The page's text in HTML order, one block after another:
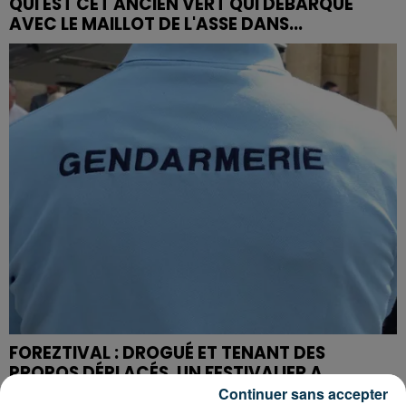
AVEC LE MAILLOT DE L'ASSE DANS...
FOREZTIVAL : DROGUÉ ET TENANT DES
PROPOS DÉPLACÉS, UN FESTIVALIER A...
Continuer sans accepter